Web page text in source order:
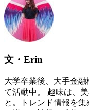
文・Erin
大学卒業後、大手金
て活動中。 趣味は、
と。トレンド情報を